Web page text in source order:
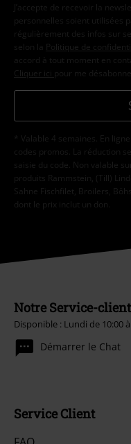
J’accepte de recevoir la
personnelles soient utilisées
régulièrement des infos sur
selon la
Politique de
accord à tout moment en
Cliquer ici pour me
* Valable 4 semaines. En
codes promos. La réduction
saisie du code. Non valable
produits Rammstein, (Till)
Sahne Fischfilet, Broilers,
dont le prix inclut un don.
Notre Service-
Disponible : Lundi de 10:00 à
Démarrer le Chat
Service Client